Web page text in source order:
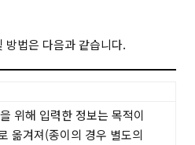
방법은 다음과 같습니다.
위해 입력한 정보는 목적이
옮겨져(종이의 경우 별도의